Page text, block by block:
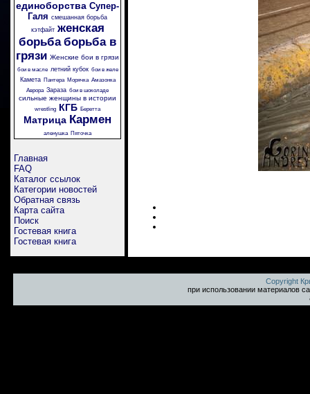
единоборства Супер-
Галя смешанная борьба
кэтфайт женская
борьба борьба в
грязи Женские бои в грязи
бои в масле летний кубок бои в желе
Камета Пантера Морячка Амазонка
Аврора Зараза бои в шоколаде
сильные женщины в истории
wrestling КГБ Беретта
Матрица Кармен
аленушка Пяточка
Главная
FAQ
Каталог ссылок
Категории новостей
Обратная связь
Карта сайта
Поиск
Гостевая книга
Гостевая книга
Copyright
при использовании материалов